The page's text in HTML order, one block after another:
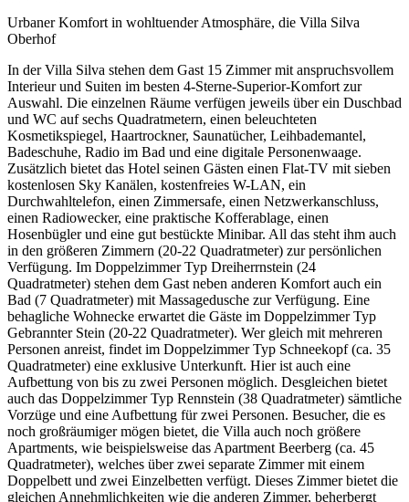
Urbaner Komfort in wohltuender Atmosphäre, die Villa Silva
Oberhof
In der Villa Silva stehen dem Gast 15 Zimmer mit anspruchsvollem
Interieur und Suiten im besten 4-Sterne-Superior-Komfort zur
Auswahl. Die einzelnen Räume verfügen jeweils über ein Duschbad
und WC auf sechs Quadratmetern, einen beleuchteten
Kosmetikspiegel, Haartrockner, Saunatücher, Leihbademantel,
Badeschuhe, Radio im Bad und eine digitale Personenwaage.
Zusätzlich bietet das Hotel seinen Gästen einen Flat-TV mit sieben
kostenlosen Sky Kanälen, kostenfreies W-LAN, ein
Durchwahltelefon, einen Zimmersafe, einen Netzwerkanschluss,
einen Radiowecker, eine praktische Kofferablage, einen
Hosenbügler und eine gut bestückte Minibar. All das steht ihm auch
in den größeren Zimmern (20-22 Quadratmeter) zur persönlichen
Verfügung. Im Doppelzimmer Typ Dreiherrnstein (24
Quadratmeter) stehen dem Gast neben anderen Komfort auch ein
Bad (7 Quadratmeter) mit Massagedusche zur Verfügung. Eine
behagliche Wohnecke erwartet die Gäste im Doppelzimmer Typ
Gebrannter Stein (20-22 Quadratmeter). Wer gleich mit mehreren
Personen anreist, findet im Doppelzimmer Typ Schneekopf (ca. 35
Quadratmeter) eine exklusive Unterkunft. Hier ist auch eine
Aufbettung von bis zu zwei Personen möglich. Desgleichen bietet
auch das Doppelzimmer Typ Rennstein (38 Quadratmeter) sämtliche
Vorzüge und eine Aufbettung für zwei Personen. Besucher, die es
noch großräumiger mögen bietet, die Villa auch noch größere
Apartments, wie beispielsweise das Apartment Beerberg (ca. 45
Quadratmeter), welches über zwei separate Zimmer mit einem
Doppelbett und zwei Einzelbetten verfügt. Dieses Zimmer bietet die
gleichen Annehmlichkeiten wie die anderen Zimmer, beherbergt